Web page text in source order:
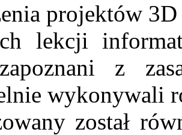
projektów
lekcji
z
wykonywali
został